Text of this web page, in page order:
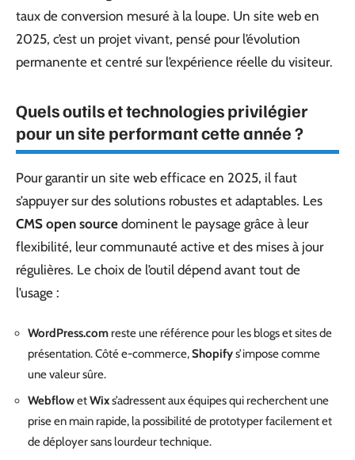
taux de conversion mesuré à la loupe. Un site web en
2025, c’est un projet vivant, pensé pour l’évolution
permanente et centré sur l’expérience réelle du visiteur.
Quels outils et technologies privilégier
pour un site performant cette année ?
Pour garantir un site web efficace en 2025, il faut
s’appuyer sur des solutions robustes et adaptables. Les
CMS open source dominent le paysage grâce à leur
flexibilité, leur communauté active et des mises à jour
régulières. Le choix de l’outil dépend avant tout de
l’usage :
WordPress.com reste une référence pour les blogs et sites de
présentation. Côté e-commerce,Shopifys’impose comme
une valeur sûre.
WebflowetWixs’adressent aux équipes qui recherchent une
prise en main rapide, la possibilité de prototyper facilement et
de déployer sans lourdeur technique.